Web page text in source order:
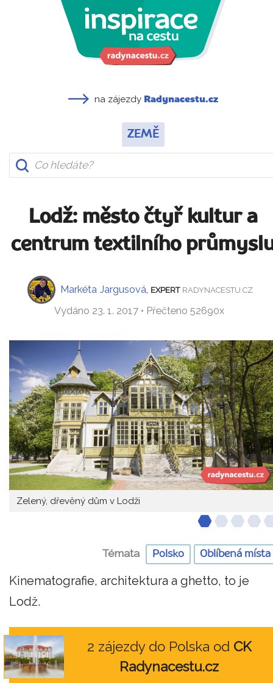
na zájezdy Radynacestu.cz
ZEMĚ
Lodž: město čtyř kultur a
centrum textilního
Markéta Jargusová EXPERT RADYNACESTU.CZ
Vydáno 23. 1. 2017 • Přečteno 52690x
Zelený, dřevěný dům v Lodži
Témata Polsko Oblíbená místa
Kinematografie, architektura a ghetto, to je
Lodž.
2 zájezdy do Polska od CK
Radynacestu.cz